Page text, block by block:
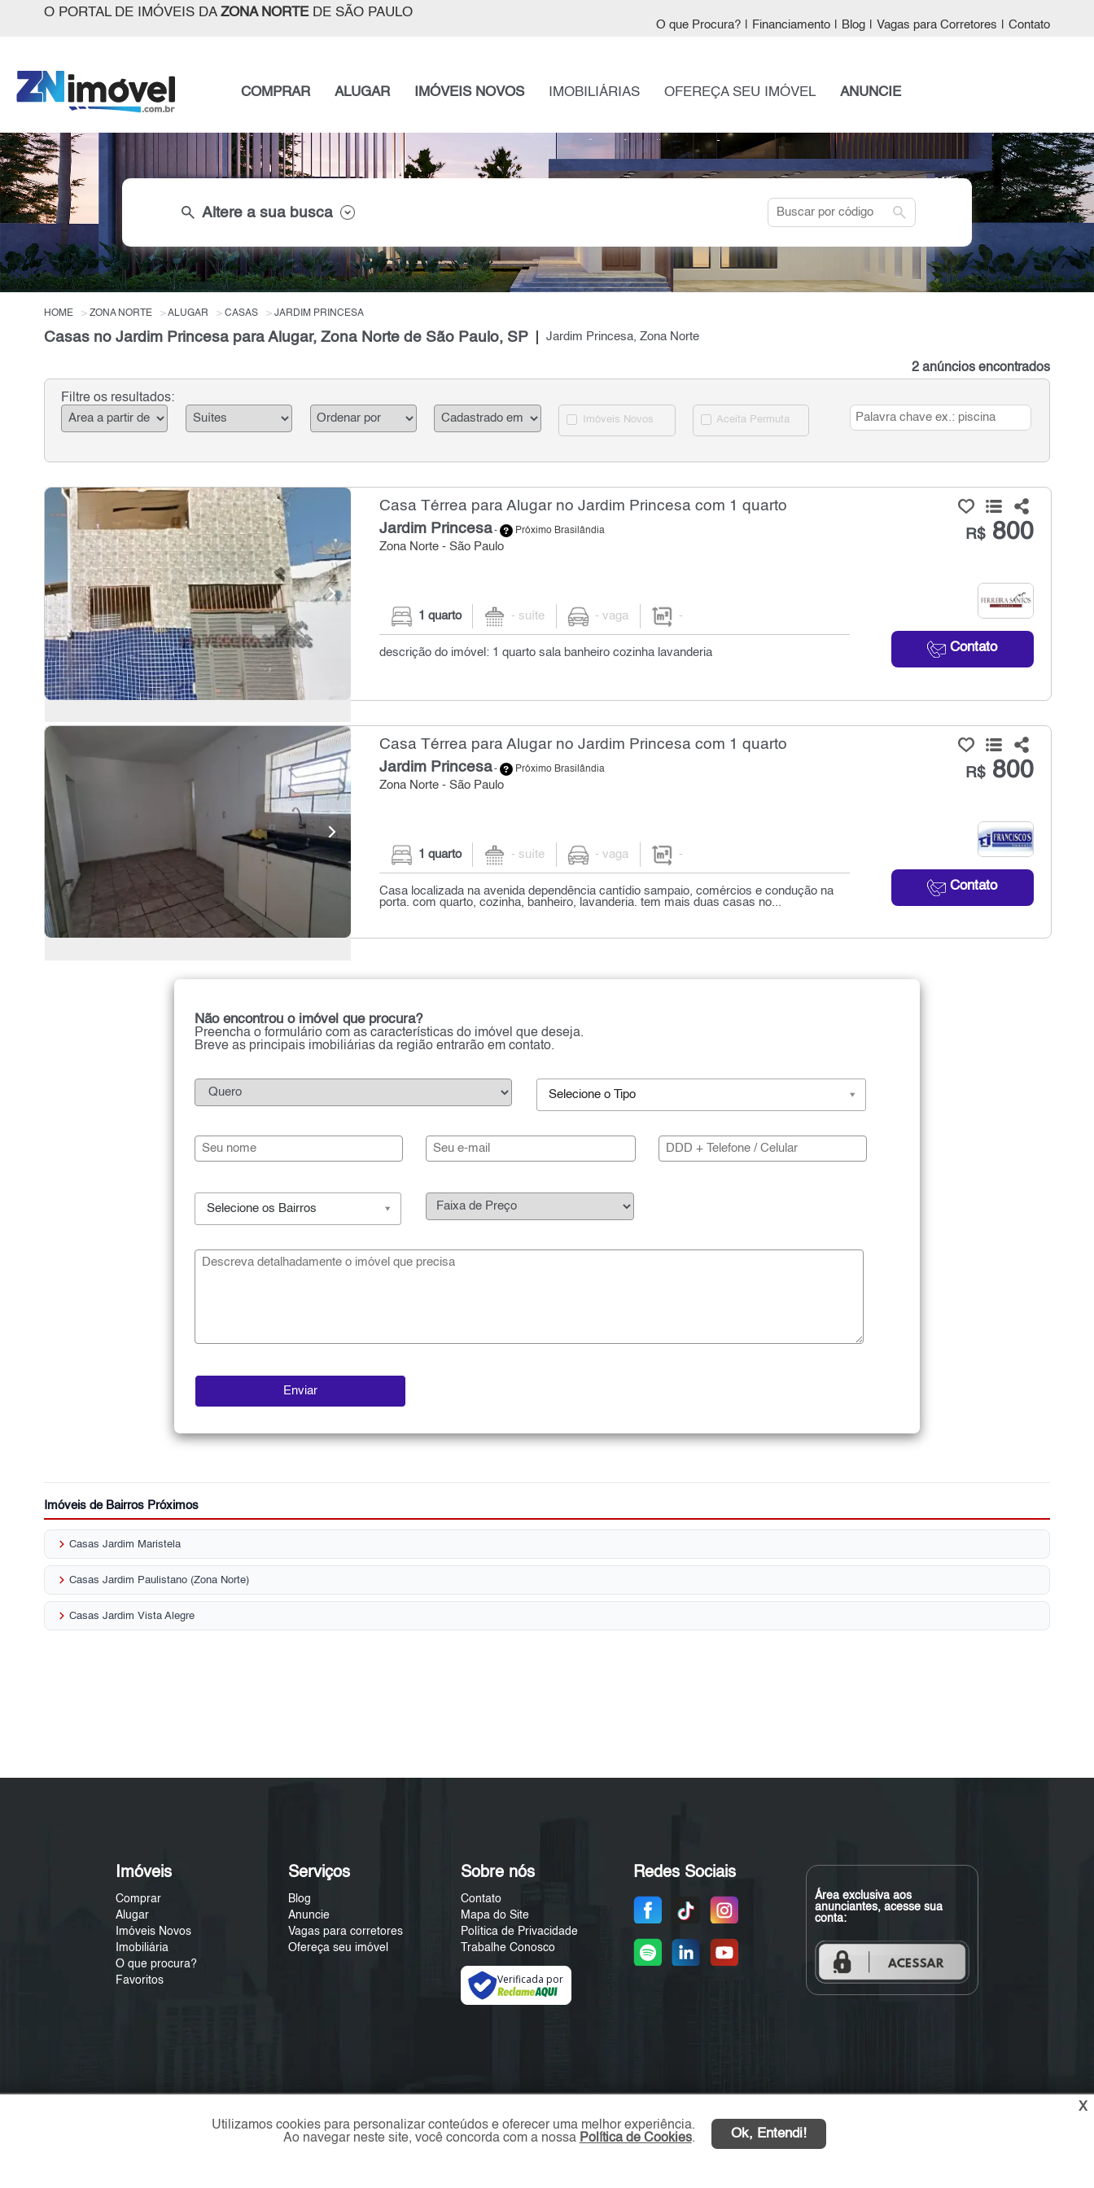
O PORTAL DE IMÓVEIS DA ZONA NORTEDE SÃO PAULO
O que Procura? Financiamento Blog Vagas para Corretores Contato
COMPRAR ALUGAR IMÓVEIS NOVOS IMOBILIÁRIAS OFEREÇA SEU IMÓVEL ANUNCIE
search Altere a sua busca search
HOME ZONA NORTE ALUGAR CASAS JARDIM PRINCESA
Casas no Jardim Princesa para Alugar, Zona Norte de São Paulo, SP Jardim Princesa, Zona Norte
2 anúncios encontrados
Filtre os resultados:
Imóveis Novos Aceita Permuta
Casa Térrea para Alugar no Jardim Princesa com 1 quarto
Jardim Princesa- Próximo Brasilândia
Zona Norte - São Paulo
R$800
Contato
1 quarto - suíte - vaga -
descrição do imóvel: 1 quarto sala banheiro cozinha lavanderia
Casa Térrea para Alugar no Jardim Princesa com 1 quarto
Jardim Princesa- Próximo Brasilândia
Zona Norte - São Paulo
R$800
Contato
1 quarto - suíte - vaga -
Casa localizada na avenida dependência cantídio sampaio, comércios e condução na
porta. com quarto, cozinha, banheiro, lavanderia. tem mais duas casas no...
Não encontrou o imóvel que procura?
Preencha o formulário com as características do imóvel que deseja.
Breve as principais imobiliárias da região entrarão em contato.
Selecione o Tipo
Selecione os Bairros
Imóveis de Bairros Próximos
keyboard_arrow_right Casas Jardim Maristela
keyboard_arrow_right Casas Jardim Paulistano (Zona Norte)
keyboard_arrow_right Casas Jardim Vista Alegre
Imóveis
Comprar
Alugar
Imóveis Novos
Imobiliária
O que procura?
Favoritos
Serviços
Blog
Anuncie
Vagas para corretores
Ofereça seu imóvel
Sobre nós
Contato
Mapa do Site
Política de Privacidade
Trabalhe Conosco
Verificada por
Redes Sociais
Área exclusiva aos
anunciantes, acesse sua
conta:
X
Utilizamos cookies para personalizar conteúdos e oferecer uma melhor experiência.
Ao navegar neste site, você concorda com a nossa Política de Cookies. Ok, Entendi!